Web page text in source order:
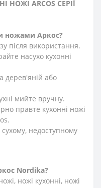
ARCOS СЕРІЇ
ножами Аркос?
після використання.
насухо кухонні
дерев'яній або
мийте вручну.
правте кухонні ножі
сухому, недоступному
Nordika?
ножі кухонні, ножі